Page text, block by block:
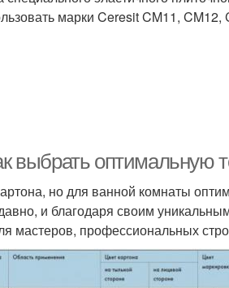
марки Ceresit CM11,
выбрать оптимальную
но для ванной комнаты
и благодаря своим
мастеров, профессиональных